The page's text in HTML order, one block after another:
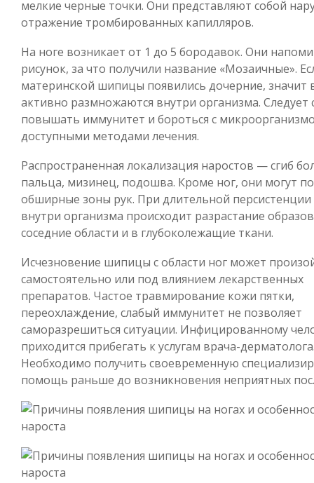
мелкие черные точки. Они представляют собой
отражение тромбированных капилляров.
На ноге возникает от 1 до 5 бородавок. Они
рисунок, за что получили название «Мозаичные».
материнской шипицы появились дочерние, значит
активно размножаются внутри организма. Следует
повышать иммунитет и бороться с
доступными методами лечения.
Распространенная локализация наростов — сгиб
пальца, мизинец, подошва. Кроме ног, они могут
обширные зоны рук. При длительной персистенции
внутри организма происходит разрастание
соседние области и в глубоколежащие ткани.
Исчезновение шипицы с области ног может
самостоятельно или под влиянием лекарственных
препаратов. Частое травмирование кожи пятки,
переохлаждение, слабый иммунитет не позволяет
саморазрешиться ситуации. Инфицированному
приходится прибегать к услугам врача-
Необходимо получить своевременную
помощь раньше до возникновения неприятных